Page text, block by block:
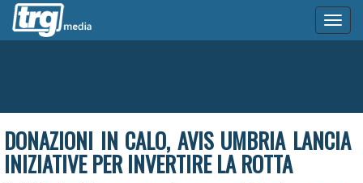
DONAZIONI IN CALO, AVIS UMBRIA LANCIA
INIZIATIVE PER INVERTIRE LA ROTTA